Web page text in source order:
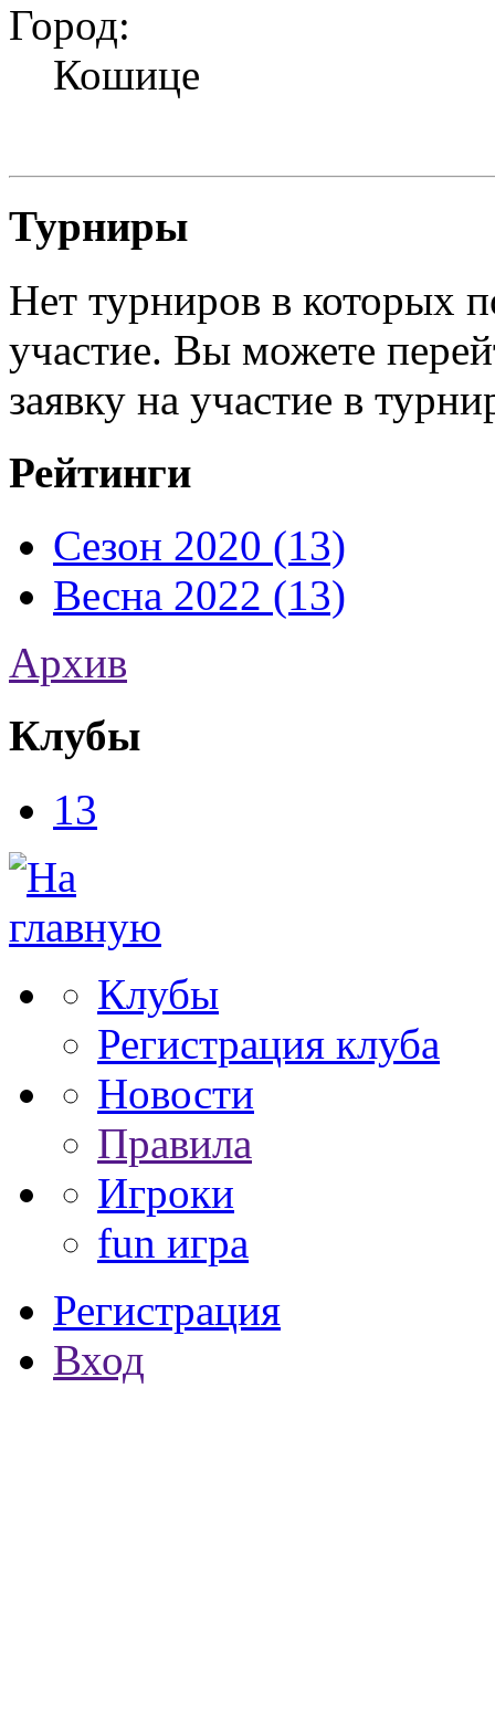
Город:
Кошице
Турниры
Нет турниров в которых
участие. Вы можете
заявку на участие в
Рейтинги
Сезон 2020 (13)
Весна 2022 (13)
Архив
Клубы
13
Клубы
Регистрация клуба
Новости
Правила
Игроки
fun игра
Регистрация
Вход